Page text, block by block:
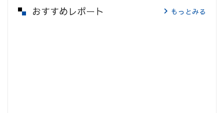
おすすめレポート もっとみる